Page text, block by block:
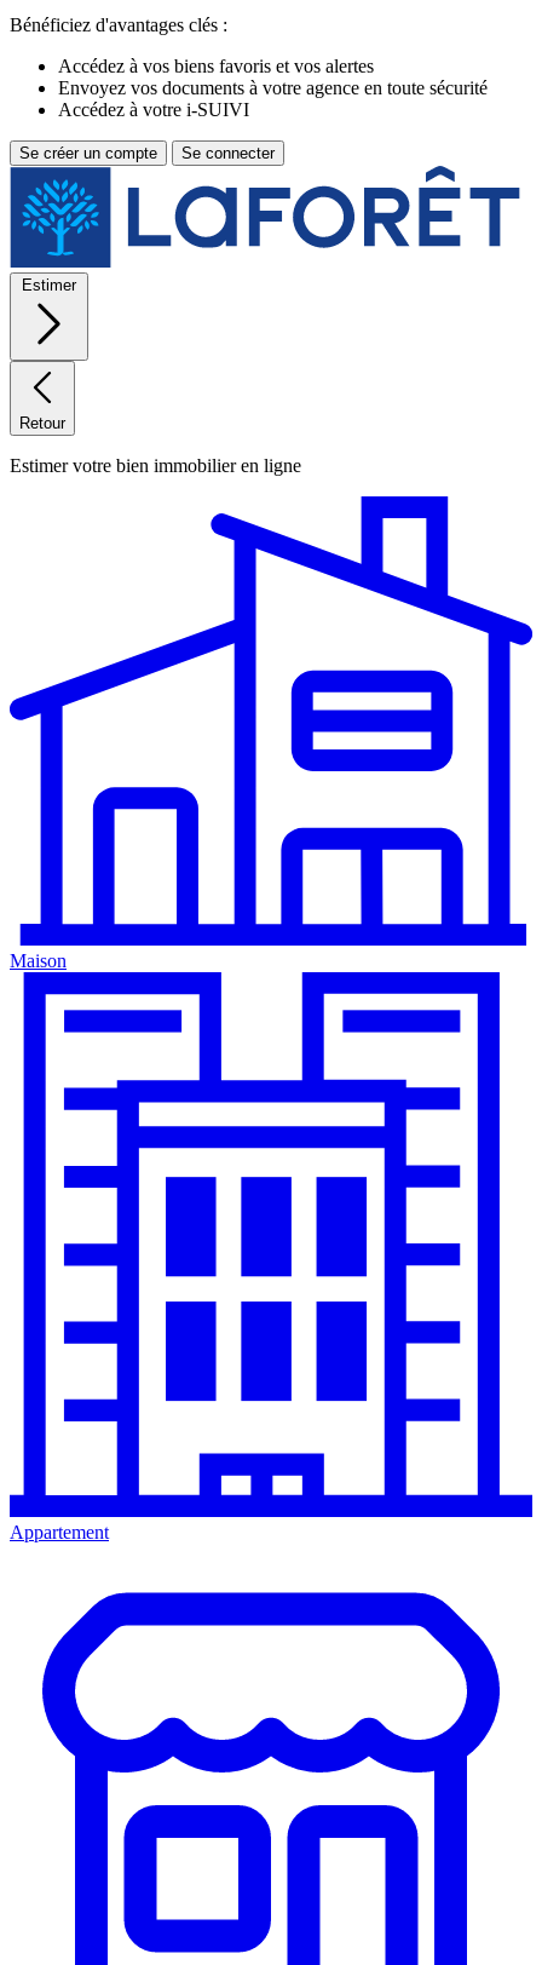
Bénéficiez d'avantages clés :
Accédez à vos biens favoris et vos alertes
Envoyez vos documents à votre agence en toute sécurité
Accédez à votre i-SUIVI
Se créer un compte Se connecter
Estimer
Retour
Estimer votre bien immobilier en ligne
Maison
Appartement